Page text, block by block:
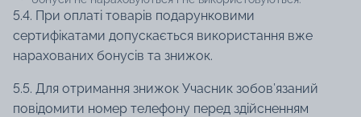
5.4. При оплаті товарів подарунковими
сертифікатами допускається використання вже
нарахованих бонусів та знижок.
5.5. Для отримання знижок Учасник зобов’язаний
повідомити номер телефону перед здійсненням